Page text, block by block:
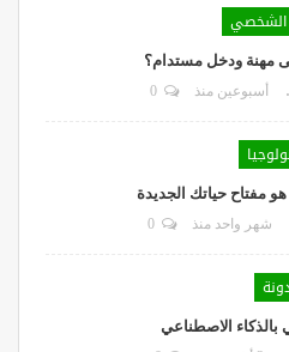
الشخصي
مهنة ودخل مستدام؟
أسبوعين منذ
مفتاح حياتك الجديدة
شهر واحد منذ 0
الاصطناعي